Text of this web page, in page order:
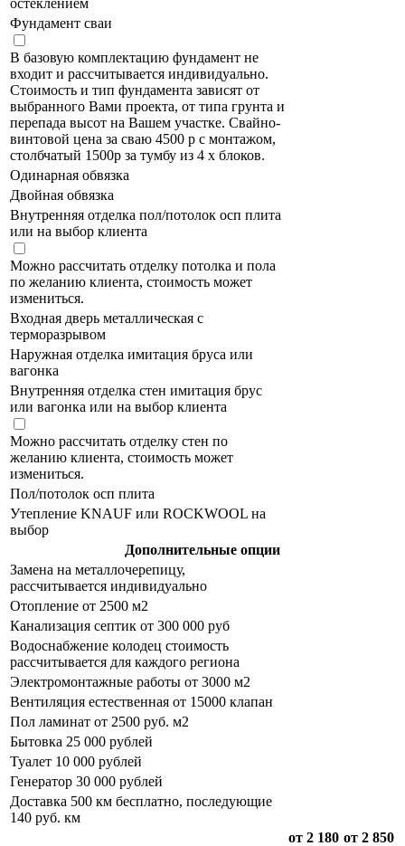
Фундамент сваи
В базовую комплектацию фундамент не
входит и рассчитывается индивидуально.
Стоимость и тип фундамента зависят от
выбранного Вами проекта, от типа грунта и
перепада высот на Вашем участке. Свайно-
винтовой цена за сваю 4500 р с монтажом,
столбчатый 1500р за тумбу из 4 х блоков.
Одинарная обвязка
Двойная обвязка
Внутренняя отделка пол/потолок осп плита
или на выбор клиента
Можно рассчитать отделку потолка и пола
по желанию клиента, стоимость может
измениться.
Входная дверь металлическая с
терморазрывом
Наружная отделка имитация бруса или
вагонка
Внутренняя отделка стен имитация брус
или вагонка или на выбор клиента
Можно рассчитать отделку стен по
желанию клиента, стоимость может
измениться.
Пол/потолок осп плита
Утепление KNAUF или ROCKWOOL на
выбор
Дополнительные опции
Замена на металлочерепицу,
рассчитывается индивидуально
Отопление от 2500 м2
Канализация септик от 300 000 руб
Водоснабжение колодец стоимость
рассчитывается для каждого региона
Электромонтажные работы от 3000 м2
Вентиляция естественная от 15000 клапан
Пол ламинат от 2500 руб. м2
Бытовка 25 000 рублей
Туалет 10 000 рублей
Генератор 30 000 рублей
Доставка 500 км бесплатно, последующие
140 руб. км
от 2 180 от 2 850